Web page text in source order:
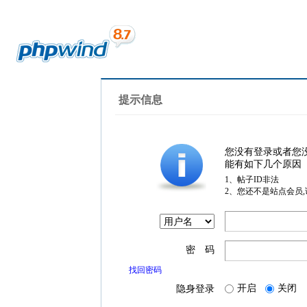
提示信息
您没有登录或者您
能有如下几个原因
1、帖子ID非法
2、您还不是站点会员
密 码
找回密码
隐身登录 开启 关闭